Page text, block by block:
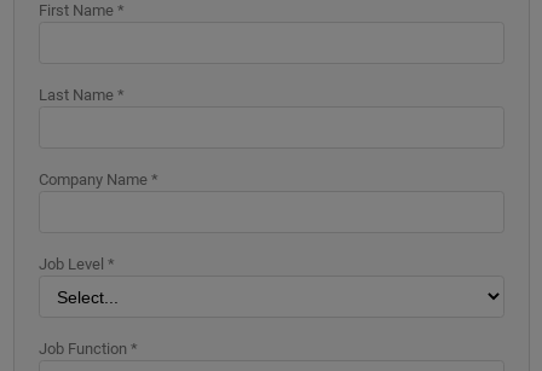
First Name *
Last Name *
Company Name *
Job Level *
Job Function *